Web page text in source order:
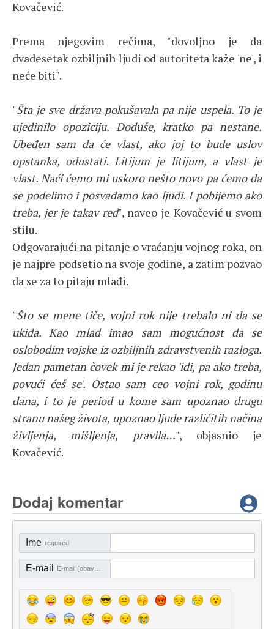
Kovačević.
Prema njegovim rečima, "dovoljno je da
dvadesetak ozbiljnih ljudi od autoriteta kaže 'ne', i
neće biti".
"Šta je sve država pokušavala pa nije uspela. To je
ujedinilo opoziciju. Doduše, kratko pa nestane.
Ubeđen sam da će vlast, ako joj to bude uslov
opstanka, odustati. Litijum je litijum, a vlast je
vlast. Naći ćemo mi uskoro nešto novo pa ćemo da
se podelimo i posvađamo kao ljudi. I pobijemo ako
treba, jer je takav red", naveo je Kovačević u svom
stilu.
Odgovarajući na pitanje o vraćanju vojnog roka, on
je najpre podsetio na svoje godine, a zatim pozvao
da se za to pitaju mlađi.
"Što se mene tiče, vojni rok nije trebalo ni da se
ukida. Kao mlad imao sam mogućnost da se
oslobodim vojske iz ozbiljnih zdravstvenih razloga.
Jedan pametan čovek mi je rekao 'idi, pa ako treba,
povući ćeš se'. Ostao sam ceo vojni rok, godinu
dana, i to je period u kome sam upoznao drugu
stranu našeg života, upoznao ljude različitih načina
življenja, mišljenja, pravila…", objasnio je
Kovačević.
Dodaj komentar
Ime required
E-mail